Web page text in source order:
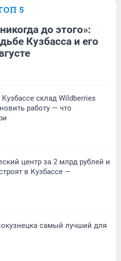
5
до этого»:
Кузбасса и его
склад Wildberries
работу — что
центр за 2 млрд рублей и
в Кузбассе —
самый лучший для